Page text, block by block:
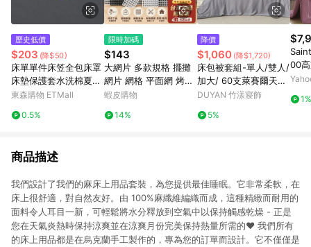
歷史低價
$203 (降$50)
床單單件床笠全包床罩
床墊保護套水洗棉夏季
母嬰水洗棉床笠三件套
東森購物 ETMall
0.5%
限時加碼
$143
大網片 多款規格 擺攤
網片 網格 平面網 烤漆
網片 鐵網 夜市網片 大
網格掛籃 網片 鐵網格
蝦皮購物
14%
降價
$1,060 (降$1,720)
床包被套組-單人/雙人/
加大/ 60支萊賽爾天絲
/ 芝麻霧灰 台灣製
DUYAN 竹漾寢飾
5%
00
加大
1%
商品描述
我們設計了我們的麻床上用品套裝，為您提供最佳睡眠。它非常柔軟，在
床上很舒適，對自然友好。由 100%麻纖維編織而成，這種精緻而耐用的
面料令人耳目一新，可輕鬆將水分釋放到空氣中以保持觸感乾燥 - 正是
您在天氣炎熱時保持涼爽並在涼爽月份完美保持熱量所需的♥️ 我們所有
的床上用品都是在烏克蘭手工製作的，專為您的訂單而設計。它不僅僅是